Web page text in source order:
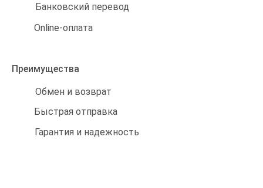
Банковский перевод
Online-оплата
Преимущества
Обмен и возврат
Быстрая отправка
Гарантия и надежность